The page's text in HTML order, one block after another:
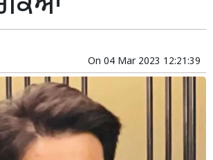
On 04 Mar 2023 12:21:39